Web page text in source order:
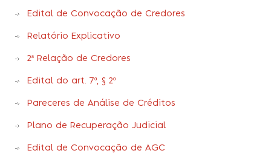
Edital de Convocação de Credores
Relatório Explicativo
2ª Relação de Credores
Edital do art. 7º, § 2º
Pareceres de Análise de Créditos
Plano de Recuperação Judicial
Edital de Convocação de AGC